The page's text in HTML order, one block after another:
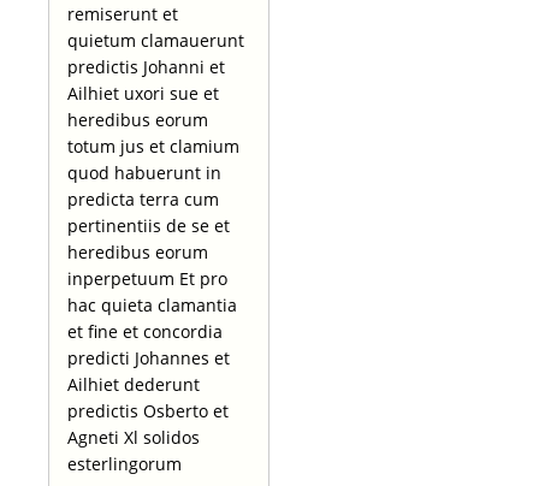
remiserunt et
quietum clamauerunt
predictis Johanni et
Ailhiet uxori sue et
heredibus eorum
totum jus et clamium
quod habuerunt in
predicta terra cum
pertinentiis de se et
heredibus eorum
inperpetuum Et pro
hac quieta clamantia
et fine et concordia
predicti Johannes et
Ailhiet dederunt
predictis Osberto et
Agneti Xl solidos
esterlingorum